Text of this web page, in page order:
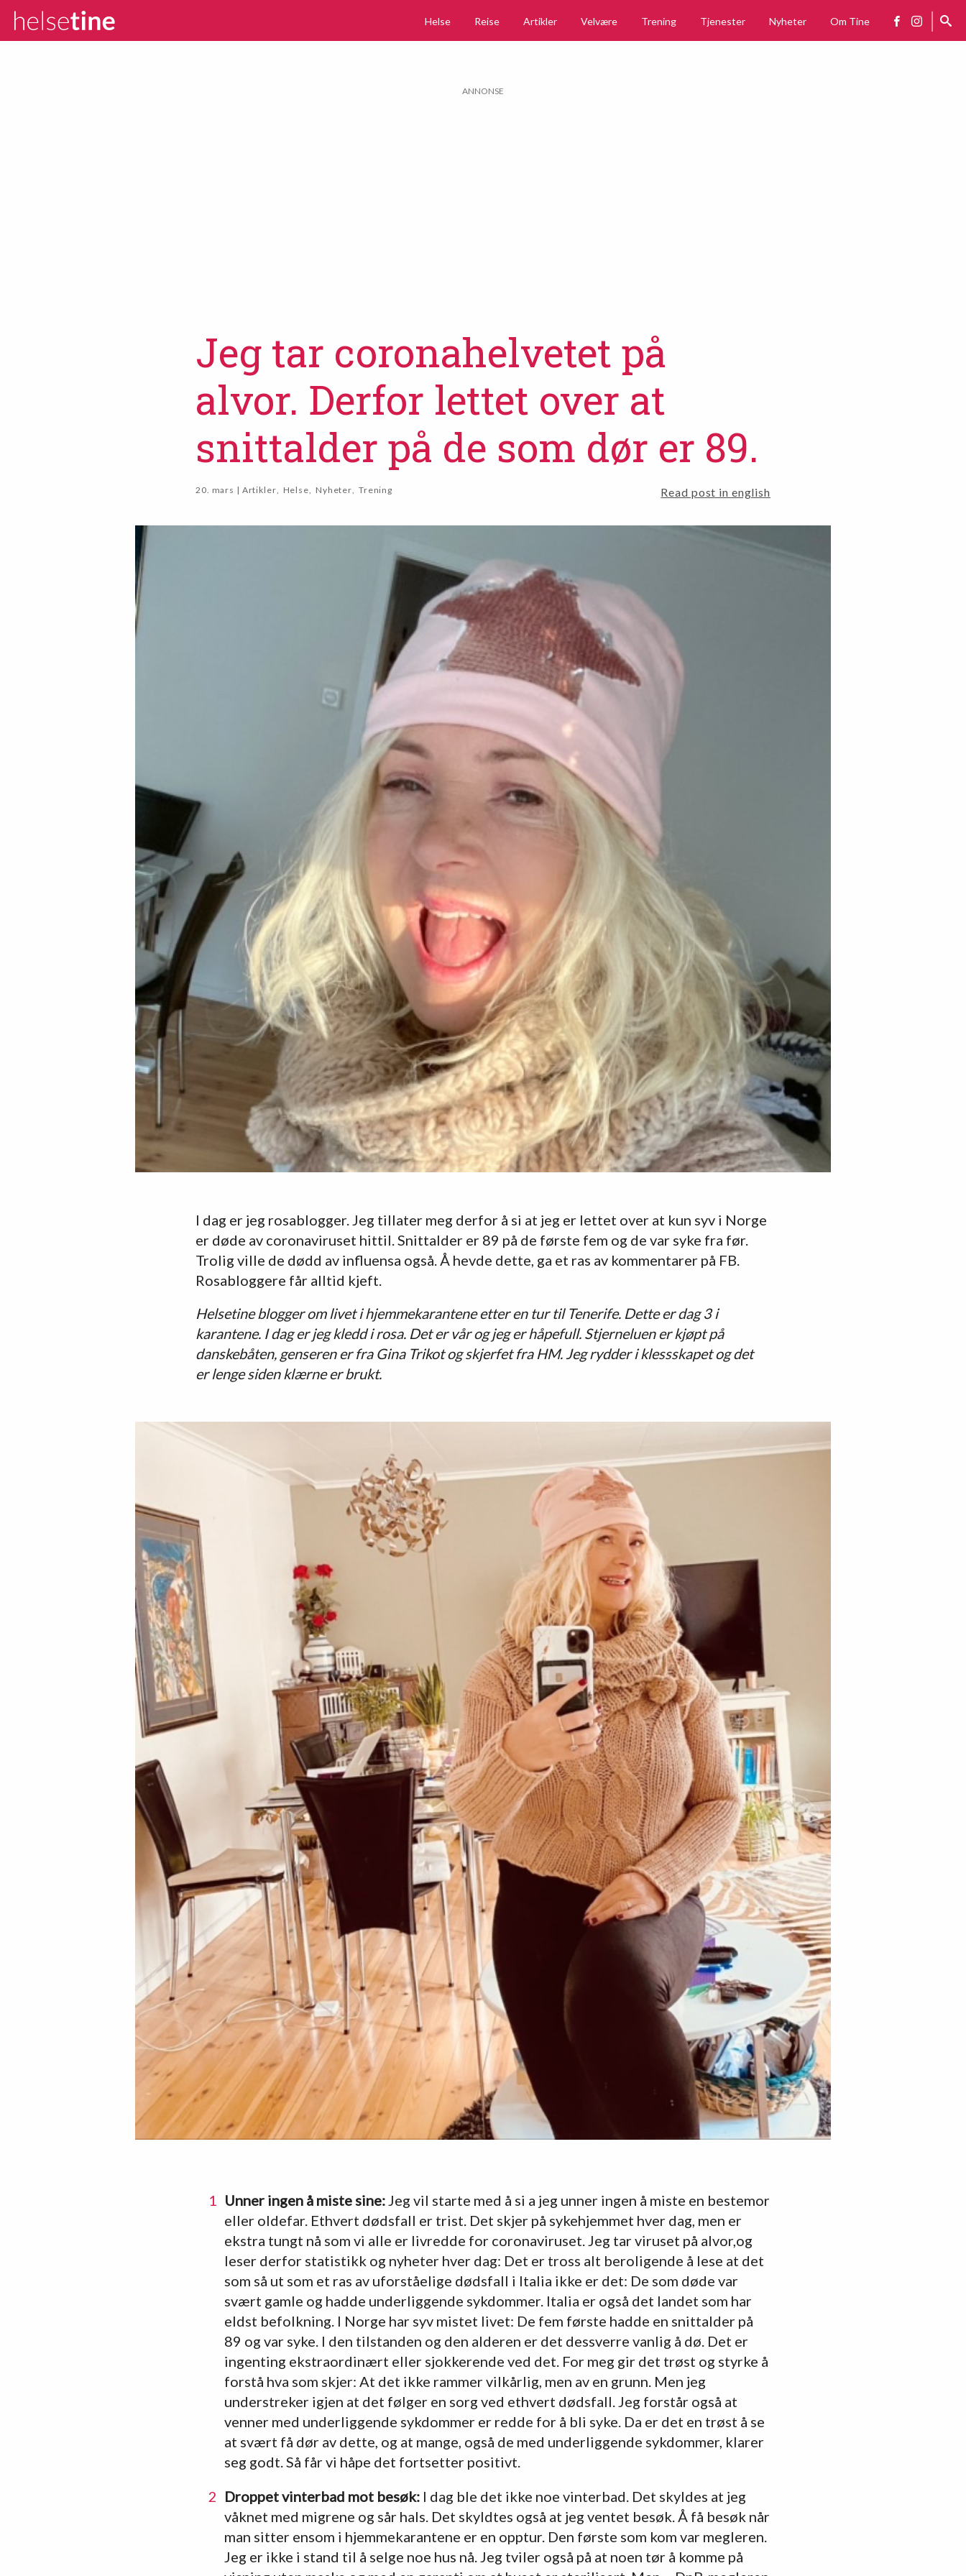
Helse Reise Artikler Velvære Trening Tjenester Nyheter Om Tine
ANNONSE
Jeg tar coronahelvetet på
alvor. Derfor lettet over at
snittalder på de som dør er 89.
20. mars | Artikler Helse Nyheter Trening Read post in english
I dag er jeg rosablogger. Jeg tillater meg derfor å si at jeg er lettet over at kun syv i Norge
er døde av coronaviruset hittil. Snittalder er 89 på de første fem og de var syke fra før.
Trolig ville de dødd av influensa også. Å hevde dette, ga et ras av kommentarer på FB.
Rosabloggere får alltid kjeft.
Helsetine blogger om livet i hjemmekarantene etter en tur til Tenerife. Dette er dag 3 i
karantene. I dag er jeg kledd i rosa. Det er vår og jeg er håpefull. Stjerneluen er kjøpt på
danskebåten, genseren er fra Gina Trikot og skjerfet fra HM. Jeg rydder i klessskapet og det
er lenge siden klærne er brukt.
Unner ingen å miste sine:Jeg vil starte med å si a jeg unner ingen å miste en bestemor
eller oldefar. Ethvert dødsfall er trist. Det skjer på sykehjemmet hver dag, men er
ekstra tungt nå som vi alle er livredde for coronaviruset. Jeg tar viruset på alvor,og
leser derfor statistikk og nyheter hver dag: Det er tross alt beroligende å lese at det
som så ut som et ras av uforståelige dødsfall i Italia ikke er det: De som døde var
svært gamle og hadde underliggende sykdommer. Italia er også det landet som har
eldst befolkning. I Norge har syv mistet livet: De fem første hadde en snittalder på
89 og var syke. I den tilstanden og den alderen er det dessverre vanlig å dø. Det er
ingenting ekstraordinært eller sjokkerende ved det. For meg gir det trøst og styrke å
forstå hva som skjer: At det ikke rammer vilkårlig, men av en grunn. Men jeg
understreker igjen at det følger en sorg ved ethvert dødsfall. Jeg forstår også at
venner med underliggende sykdommer er redde for å bli syke. Da er det en trøst å se
at svært få dør av dette, og at mange, også de med underliggende sykdommer, klarer
seg godt. Så får vi håpe det fortsetter positivt.
Droppet vinterbad mot besøk:I dag ble det ikke noe vinterbad. Det skyldes at jeg
våknet med migrene og sår hals. Det skyldtes også at jeg ventet besøk. Å få besøk når
man sitter ensom i hjemmekarantene er en opptur. Den første som kom var megleren.
Jeg er ikke i stand til å selge noe hus nå. Jeg tviler også på at noen tør å komme på